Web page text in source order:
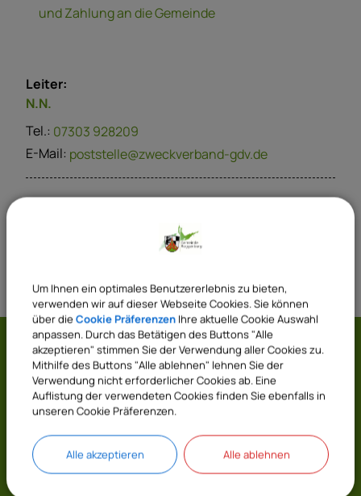
und Zahlung an die Gemeinde
Leiter:
N.N.
Tel.: 07303 928209
E-Mail: poststelle@zweckverband-gdv.de
E-Mail
poststelle@zweckverband-gdv.de
Gemeinde Roggenburg
Prälatenhof 2
89297 Roggenburg
07300 9696 - 0
07300 9696 - 20
Um Ihnen ein optimales Benutzererlebnis zu bieten,
verwenden wir auf dieser Webseite Cookies. Sie können
über die Cookie Präferenzen Ihre aktuelle Cookie Auswahl
anpassen. Durch das Betätigen des Buttons "Alle
akzeptieren" stimmen Sie der Verwendung aller Cookies zu.
Mithilfe des Buttons "Alle ablehnen" lehnen Sie der
Verwendung nicht erforderlicher Cookies ab. Eine
Auflistung der verwendeten Cookies finden Sie ebenfalls in
unseren Cookie Präferenzen.
Alle akzeptieren Alle ablehnen